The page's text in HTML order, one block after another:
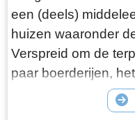
zijn ambtswoning
een schappelijk
belangstelling heeft
er korte metten
netjes moet hij
deur voor de
een (deels)
huizen waaronder
Verspreid om de
paar boerderijen,
en een dozijn
druilerige dag in